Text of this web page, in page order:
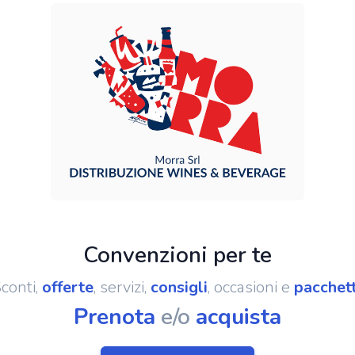
Convenzioni per te
offerte, servizi, consigli, occasioni e
Prenota e/o acquista